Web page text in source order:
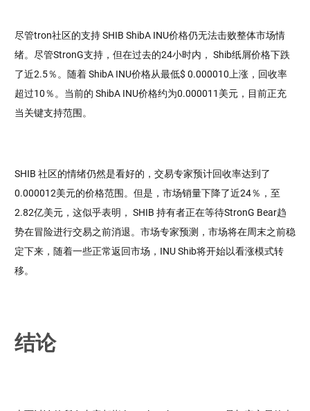
尽管tron社区的支持 SHIB ShibA INU价格仍无法击败整体市场情
绪。尽管StronG支持，但在过去的24小时内， Shib纸屑价格下跌
了近2.5％。随着 ShibA INU价格从最低$ 0.000010上涨，回收率
超过10％。当前的 ShibA INU价格约为0.000011美元，目前正充
当关键支持范围。
SHIB 社区的情绪仍然是看好的，交易专家预计回收率达到了
0.000012美元的价格范围。但是，市场销量下降了近24％，至
2.82亿美元，这似乎表明， SHIB 持有者正在等待StronG Bear趋
势在冒险进行交易之前消退。市场专家预测，市场将在周末之前稳
定下来，随着一些正常返回市场，INU Shib将开始以看涨模式转
移。
结论